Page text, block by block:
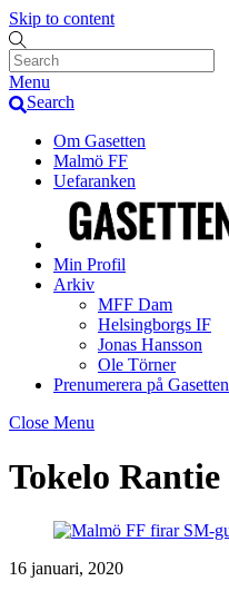
Skip to content
Menu
Search
Om Gasetten
Malmö FF
Uefaranken
Min Profil
Arkiv
MFF Dam
Helsingborgs IF
Jonas Hansson
Ole Törner
Prenumerera på Gasetten
Close Menu
Tokelo Rantie
16 januari, 2020